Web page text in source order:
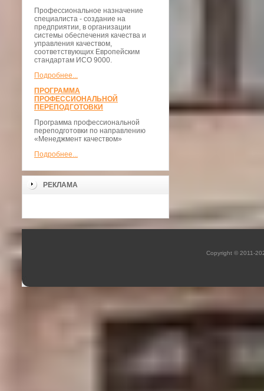
Профессиональное назначение
специалиста - создание на
предприятии, в организации
системы обеспечения качества и
управления качеством,
соответствующих Европейским
стандартам ИСО 9000.
Подробнее...
ПРОГРАММА
ПРОФЕССИОНАЛЬНОЙ
ПЕРЕПОДГОТОВКИ
Программа профессиональной
переподготовки по направлению
«Менеджмент качеством»
Подробнее...
РЕКЛАМА
Copyright © 2011-